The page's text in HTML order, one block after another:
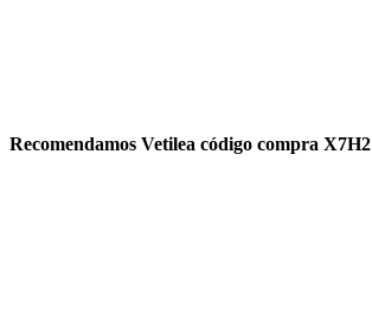
Recomendamos Vetilea código compra X7H2